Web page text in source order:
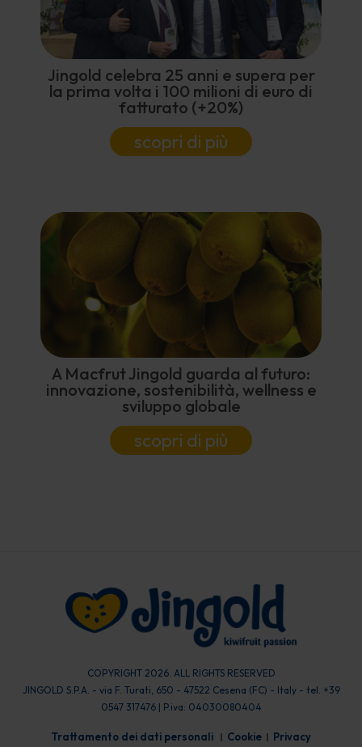
Jingold celebra 25 anni e supera per
la prima volta i 100 milioni di euro di
fatturato (+20%)
scopri di più
A Macfrut Jingold guarda al futuro:
innovazione, sostenibilità, wellness e
sviluppo globale
scopri di più
COPYRIGHT 2026. ALL RIGHTS RESERVED
JINGOLD S.P.A. - via F. Turati, 650 - 47522 Cesena (FC) - Italy - tel. +39
0547 317476 | P.iva: 04030080404
Trattamento dei dati personali Cookie Privacy